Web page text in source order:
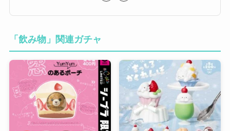
「飲み物」関連ガチャ